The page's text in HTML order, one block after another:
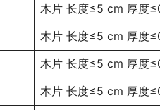
木片 长度≤5 cm 厚度
木片 长度≤5 cm 厚度
木片 长度≤5 cm 厚度
木片 长度≤5 cm 厚度